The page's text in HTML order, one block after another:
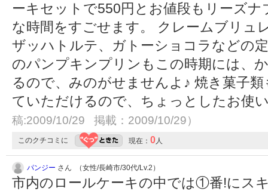
ーキセットで550円とお値段もリーズ
な時間をすごせます。 クレームブリュ
ザッハトルテ、ガトーショコラなどの
のパンプキンプリンもこの時期には、
るので、みのがせませんよ♪ 焼き菓子
ていただけるので、ちょっとしたお使
稿:2009/10/29 掲載：2009/10/29）
このクチコミに 現在： 0人
パンジー さん （女性/長崎市/30代/Lv.2）
市内のロールケーキの中では①番!にス